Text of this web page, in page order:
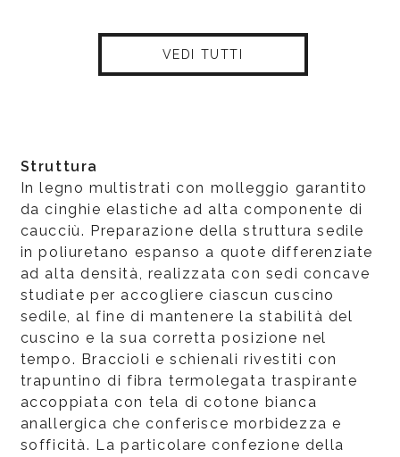
VEDI TUTTI
Struttura
In legno multistrati con molleggio garantito
da cinghie elastiche ad alta componente di
caucciù. Preparazione della struttura sedile
in poliuretano espanso a quote differenziate
ad alta densità, realizzata con sedi concave
studiate per accogliere ciascun cuscino
sedile, al fine di mantenere la stabilità del
cuscino e la sua corretta posizione nel
tempo. Braccioli e schienali rivestiti con
trapuntino di fibra termolegata traspirante
accoppiata con tela di cotone bianca
anallergica che conferisce morbidezza e
sofficità. La particolare confezione della